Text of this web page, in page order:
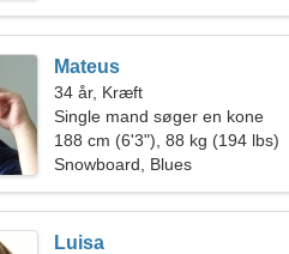
Mateus
34 år, Kræft
Single mand søger en kone
188 cm (6'3"), 88 kg (194 lbs)
Snowboard, Blues
Luisa